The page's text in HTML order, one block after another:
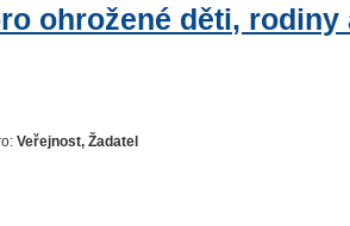
ohrožené děti, rodiny
Veřejnost, Žadatel